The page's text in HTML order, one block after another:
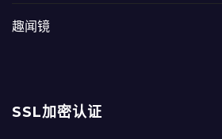
趣闻镜
SSL加密认证